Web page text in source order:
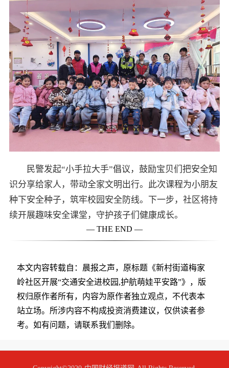
民警发起“小手拉大手”倡议，鼓励宝贝们把安全知
识分享给家人，带动全家文明出行。此次课程为小朋友
种下安全种子，筑牢校园安全防线。下一步，社区将持
续开展趣味安全课堂，守护孩子们健康成长。
— THE END —
本文内容转载自：晨报之声，原标题《新村街道梅家
岭社区开展“交通安全进校园,护航萌娃平安路”》，版
权归原作者所有，内容为原作者独立观点，不代表本
站立场。所涉内容不构成投资消费建议，仅供读者参
考。如有问题，请联系我们删除。